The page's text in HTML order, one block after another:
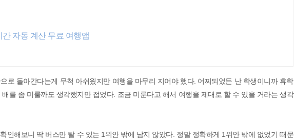
자동 계산 무료 여행앱
로 돌아간다는게 무척 아쉬웠지만 여행을 마무리 지어야 했다. 어찌되었든 난 학생이니까 휴학
를 좀 미룰까도 생각했지만 접었다. 조금 미룬다고 해서 여행을 제대로 할 수 있을 거라는 생각
인해보니 딱 버스만 탈 수 있는 1위안 밖에 남지 않았다. 정말 정확하게 1위안 밖에 없었기 때문